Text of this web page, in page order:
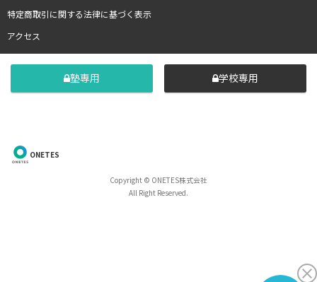
特定商取引に関する法律に基づく表示
アクセス
塾専用 学校専用
ONETES
Copyright © ONETES株式会社
All Right Reserved.